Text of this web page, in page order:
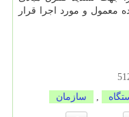
معمول و مورد اجرا قرار
سازمان